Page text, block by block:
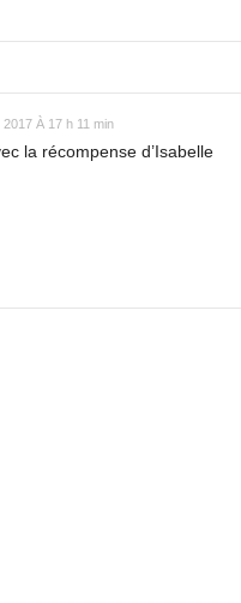
2017 À 17 h 11 min
la récompense d’Isabelle